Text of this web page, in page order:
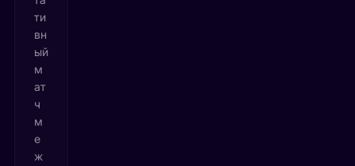
ти
вн
ый
м
ат
ч
м
е
ж